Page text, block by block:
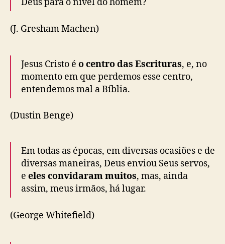
Deus para o nível do homem?
(J. Gresham Machen)
Jesus Cristo é o centro das Escrituras, e, no
momento em que perdemos esse centro,
entendemos mal a Bíblia.
(Dustin Benge)
Em todas as épocas, em diversas ocasiões e de
diversas maneiras, Deus enviou Seus servos,
e eles convidaram muitos, mas, ainda
assim, meus irmãos, há lugar.
(George Whitefield)